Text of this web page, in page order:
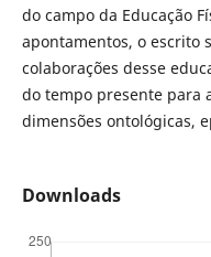
do campo da Educação
apontamentos, o escrito
colaborações desse
do tempo presente para
dimensões ontológicas,
Downloads